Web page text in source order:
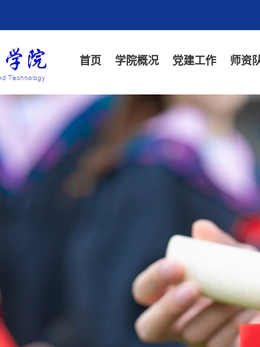
首页 学院概况 党建工作 师资